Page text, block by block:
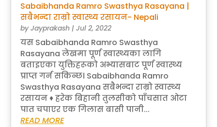
Sabaibhanda Ramro Swasthya Rasayana |
सबैभन्दा राम्रो स्वास्थ्य रसायन- Nepali
byJayprakash |Jul 2, 2022
यस Sabaibhanda Ramro Swasthya
Rasayana लेखमा पूर्ण स्वास्थ्यका लागि
बताइएका युक्तिहरूको अभ्यासबाट पूर्ण स्वास्थ्य
प्राप्त गर्न सकिन्छ। Sabaibhanda Ramro
Swasthya Rasayana सबैभन्दा राम्रो स्वास्थ्य
रसायन ♦ हरेक बिहानी तुलसीको पाँचसात ओटा
पात चपाएर एक गिलास बासी पानी...
READ MORE